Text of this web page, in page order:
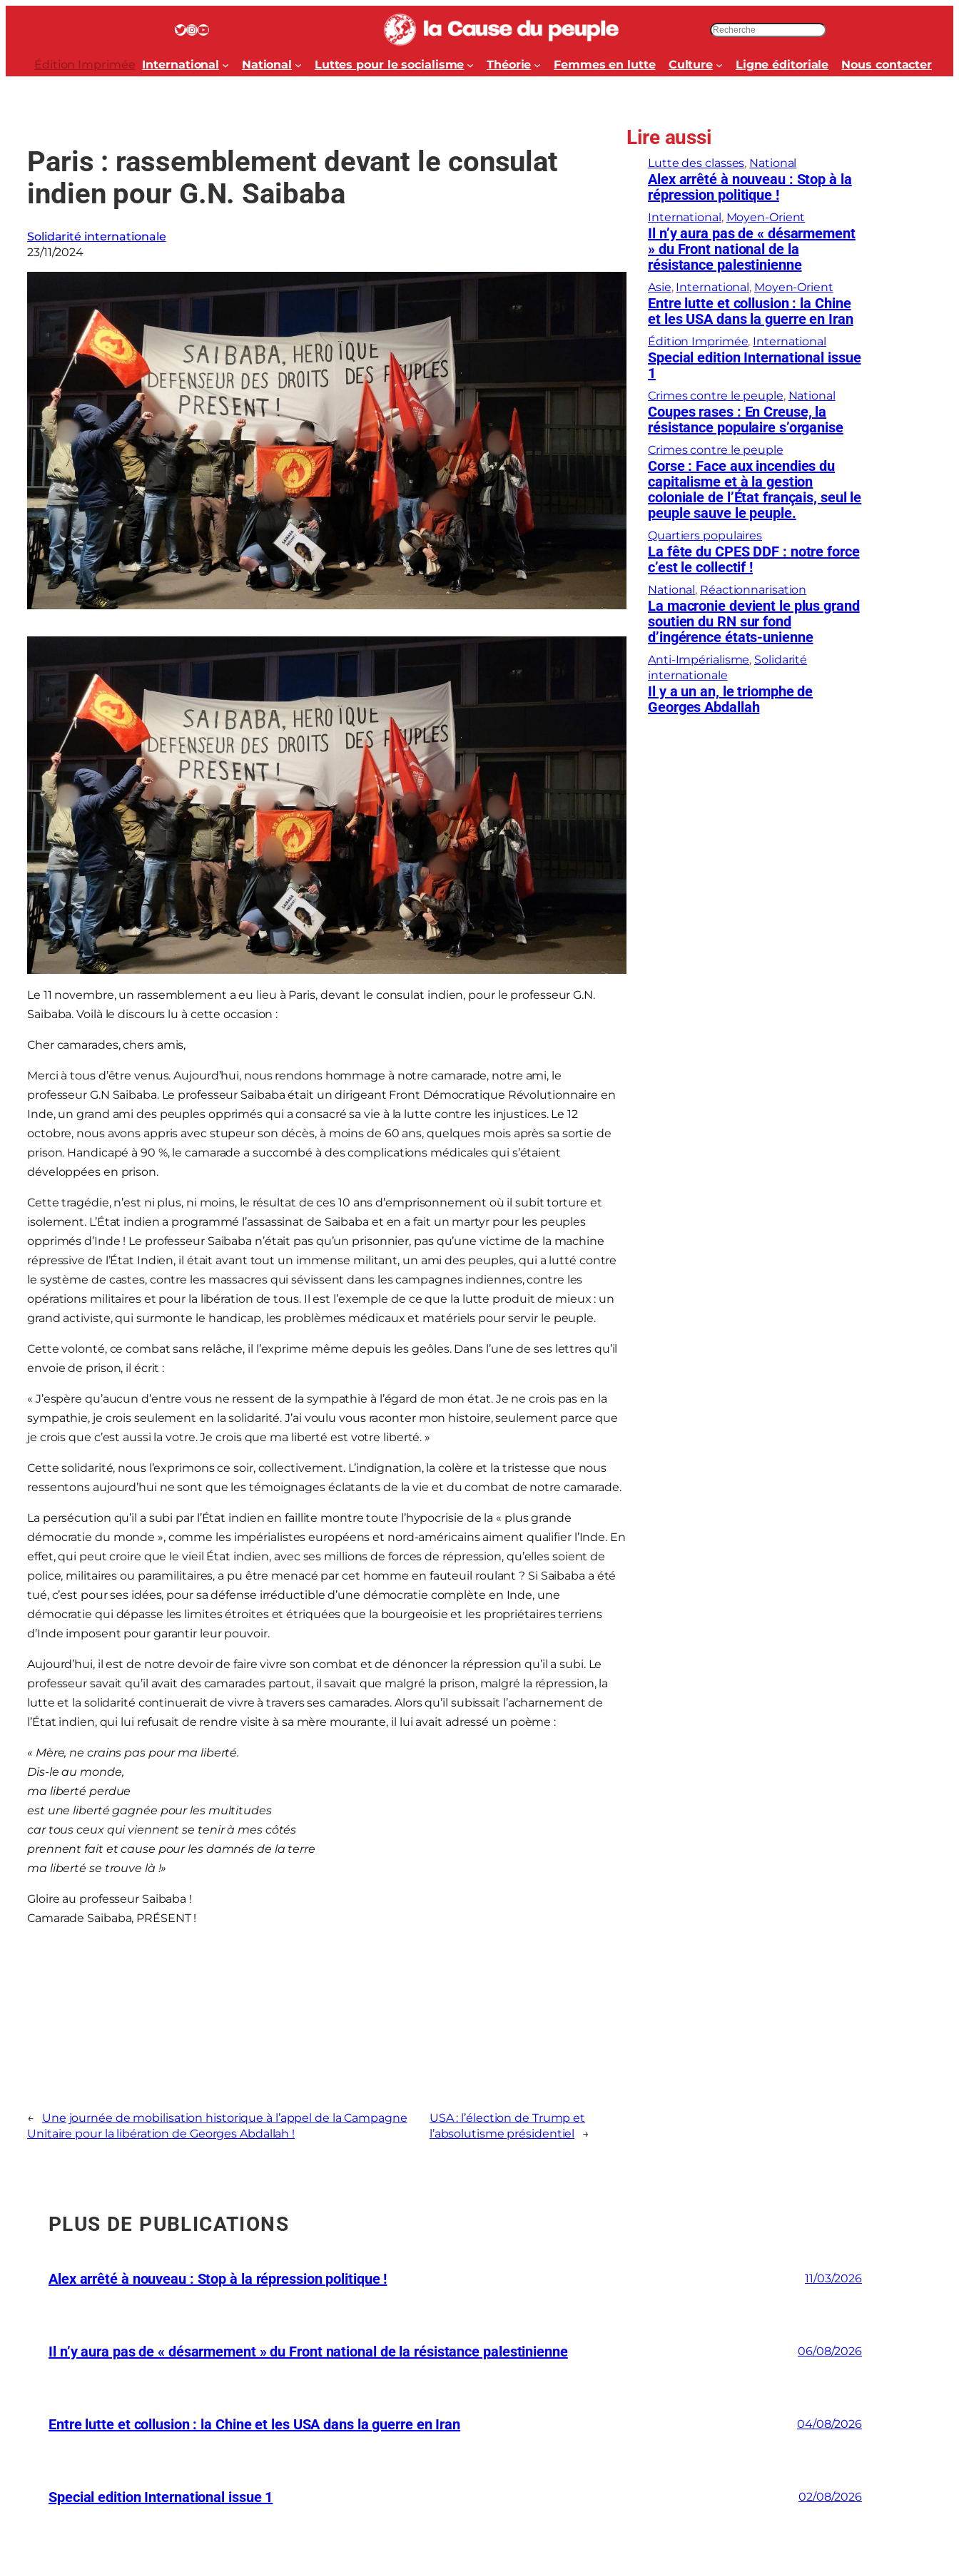
Twitter InstagramYouTube
c
h
h
r
Édition Imprimée International National Luttes pour le socialisme Théorie Femmes en lutte Culture Ligne éditoriale Nous contacter
Paris : rassemblement devant le consulat
indien pour G.N. Saibaba
Solidarité internationale
23/11/2024
Le 11 novembre, un rassemblement a eu lieu à Paris, devant le consulat indien, pour le professeur G.N.
Saibaba. Voilà le discours lu à cette occasion :
Cher camarades, chers amis,
Merci à tous d’être venus. Aujourd’hui, nous rendons hommage à notre camarade, notre ami, le
professeur G.N Saibaba. Le professeur Saibaba était un dirigeant Front Démocratique Révolutionnaire en
Inde, un grand ami des peuples opprimés qui a consacré sa vie à la lutte contre les injustices. Le 12
octobre, nous avons appris avec stupeur son décès, à moins de 60 ans, quelques mois après sa sortie de
prison. Handicapé à 90 %, le camarade a succombé à des complications médicales qui s’étaient
développées en prison.
Cette tragédie, n’est ni plus, ni moins, le résultat de ces 10 ans d’emprisonnement où il subit torture et
isolement. L’État indien a programmé l’assassinat de Saibaba et en a fait un martyr pour les peuples
opprimés d’Inde ! Le professeur Saibaba n’était pas qu’un prisonnier, pas qu’une victime de la machine
répressive de l’État Indien, il était avant tout un immense militant, un ami des peuples, qui a lutté contre
le système de castes, contre les massacres qui sévissent dans les campagnes indiennes, contre les
opérations militaires et pour la libération de tous. Il est l’exemple de ce que la lutte produit de mieux : un
grand activiste, qui surmonte le handicap, les problèmes médicaux et matériels pour servir le peuple.
Cette volonté, ce combat sans relâche, il l’exprime même depuis les geôles. Dans l’une de ses lettres qu’il
envoie de prison, il écrit :
« J’espère qu’aucun d’entre vous ne ressent de la sympathie à l’égard de mon état. Je ne crois pas en la
sympathie, je crois seulement en la solidarité. J’ai voulu vous raconter mon histoire, seulement parce que
je crois que c’est aussi la votre. Je crois que ma liberté est votre liberté. »
Cette solidarité, nous l’exprimons ce soir, collectivement. L’indignation, la colère et la tristesse que nous
ressentons aujourd’hui ne sont que les témoignages éclatants de la vie et du combat de notre camarade.
La persécution qu’il a subi par l’État indien en faillite montre toute l’hypocrisie de la « plus grande
démocratie du monde », comme les impérialistes européens et nord-américains aiment qualifier l’Inde. En
effet, qui peut croire que le vieil État indien, avec ses millions de forces de répression, qu’elles soient de
police, militaires ou paramilitaires, a pu être menacé par cet homme en fauteuil roulant ? Si Saibaba a été
tué, c’est pour ses idées, pour sa défense irréductible d’une démocratie complète en Inde, une
démocratie qui dépasse les limites étroites et étriquées que la bourgeoisie et les propriétaires terriens
d’Inde imposent pour garantir leur pouvoir.
Aujourd’hui, il est de notre devoir de faire vivre son combat et de dénoncer la répression qu’il a subi. Le
professeur savait qu’il avait des camarades partout, il savait que malgré la prison, malgré la répression, la
lutte et la solidarité continuerait de vivre à travers ses camarades. Alors qu’il subissait l’acharnement de
l’État indien, qui lui refusait de rendre visite à sa mère mourante, il lui avait adressé un poème :
« Mère, ne crains pas pour ma liberté.
Dis-le au monde,
ma liberté perdue
est une liberté gagnée pour les multitudes
car tous ceux qui viennent se tenir à mes côtés
prennent fait et cause pour les damnés de la terre
ma liberté se trouve là !»
Gloire au professeur Saibaba !
Camarade Saibaba, PRÉSENT !
←
Une journée de mobilisation historique à l’appel de la Campagne
Unitaire pour la libération de Georges Abdallah !
USA : l’élection de Trump et
l’absolutisme présidentiel
→
Lire aussi
Lutte des classes, National
Alex arrêté à nouveau : Stop à la
répression politique !
International, Moyen-Orient
Il n’y aura pas de « désarmement
» du Front national de la
résistance palestinienne
Asie, International, Moyen-Orient
Entre lutte et collusion : la Chine
et les USA dans la guerre en Iran
Édition Imprimée, International
Special edition International issue
1
Crimes contre le peuple, National
Coupes rases : En Creuse, la
résistance populaire s’organise
Crimes contre le peuple
Corse : Face aux incendies du
capitalisme et à la gestion
coloniale de l’État français, seul le
peuple sauve le peuple.
Quartiers populaires
La fête du CPES DDF : notre force
c’est le collectif !
National, Réactionnarisation
La macronie devient le plus grand
soutien du RN sur fond
d’ingérence états-unienne
Anti-Impérialisme, Solidarité
internationale
Il y a un an, le triomphe de
Georges Abdallah
PLUS DE PUBLICATIONS
Alex arrêté à nouveau : Stop à la répression politique ! 11/03/2026
Il n’y aura pas de « désarmement » du Front national de la résistance palestinienne 06/08/2026
Entre lutte et collusion : la Chine et les USA dans la guerre en Iran 04/08/2026
Special edition International issue 1 02/08/2026